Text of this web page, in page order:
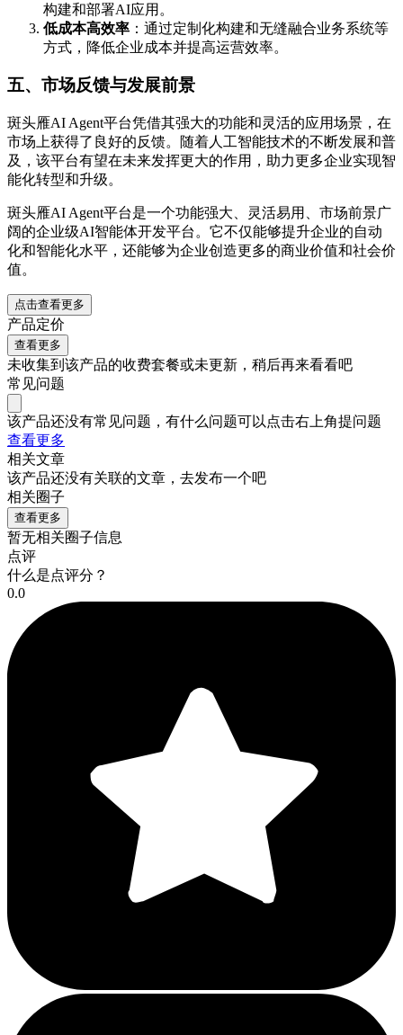
构建和部署AI应用。
低成本高效率 ：通过定制化构建和无缝融合业务系统等
方式，降低企业成本并提高运营效率。
五、市场反馈与发展前景
斑头雁AI Agent平台凭借其强大的功能和灵活的应用场景，在
市场上获得了良好的反馈。随着人工智能技术的不断发展和普
及，该平台有望在未来发挥更大的作用，助力更多企业实现智
能化转型和升级。
斑头雁AI Agent平台是一个功能强大、灵活易用、市场前景广
阔的企业级AI智能体开发平台。它不仅能够提升企业的自动
化和智能化水平，还能够为企业创造更多的商业价值和社会价
值。
点击查看更多
产品定价
查看更多
未收集到该产品的收费套餐或未更新，稍后再来看看吧
常见问题
该产品还没有常见问题，有什么问题可以点击右上角提问题
查看更多
相关文章
该产品还没有关联的文章，去发布一个吧
相关圈子
查看更多
暂无相关圈子信息
点评
什么是点评分？
0.0